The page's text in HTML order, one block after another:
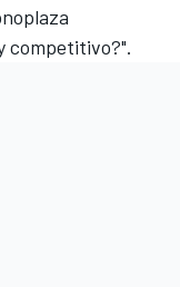
competitivo?".